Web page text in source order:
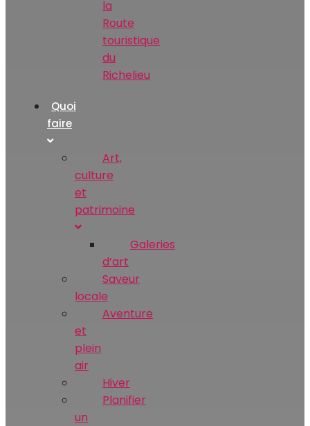
la
Route
touristique
du
Richelieu
Quoi
faire
Art‚
culture
et
patrimoine
Galeries
d’art
Saveur
locale
Aventure
et
plein
air
Hiver
Planifier
un